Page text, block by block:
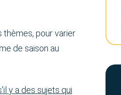
thèmes, pour varier
de saison au
y a des sujets qui